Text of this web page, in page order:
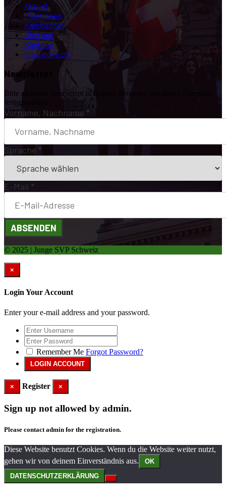
Aktuell
Positionen
Kampagnen
Über uns
Kantone
stopwoke.ch
Newsletter
Bitte aktiviere JavaScript in deinem Browser, um dieses Formular
fertigzustellen.
Vorname, Nachname *
Sprache *
E-Mail *
ABSENDEN
© 2025 | Junge SVP Schweiz
×
Login Your Account
Enter your e-mail address and your password.
Remember Me Forgot Password?
× Register ×
Sign up not allowed by admin.
Please contact admin for the registration.
Diese Website benutzt Cookies. Wenn du die Website weiter nutzt,
gehen wir von deinem Einverständnis aus.
OK
DATENSCHUTZERKLÄRUNG